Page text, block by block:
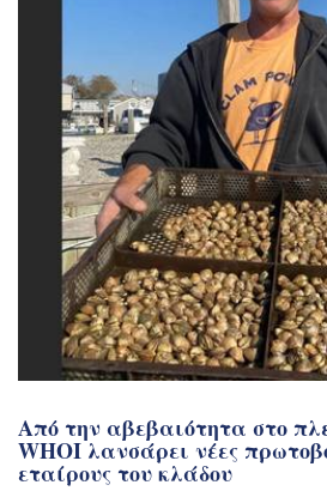
Από την αβεβαιότητα στο
WHOI λανσάρει νέες
εταίρους του κλάδου